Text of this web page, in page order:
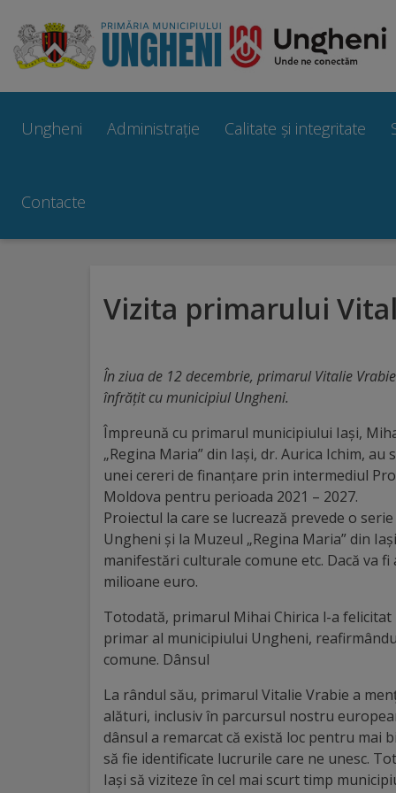
Ungheni
Prezentare
Simbolurile
orașului
brand
înfrățite
Distincții
Cetățeni
onoare
Deținători
titlului
„Merite
pentru
Ungheni”
Ungheni Administrație Calitate și integritate
Contacte
Vizita primarului
În ziua de 12 decembrie, primarul Vitalie
înfrățit cu municipiul Ungheni.
Împreună cu primarul municipiului Iași,
„Regina Maria” din Iași, dr. Aurica Ichim,
unei cereri de finanţare prin intermediul
Moldova pentru perioada 2021 – 2027.
Proiectul la care se lucrează prevede o
Ungheni și la Muzeul „Regina Maria” din
manifestări culturale comune etc. Dacă va
milioane euro.
Totodată, primarul Mihai Chirica l-a
primar al municipiului Ungheni,
comune. Dânsul
La rândul său, primarul Vitalie Vrabie a
alături, inclusiv în parcursul nostru
dânsul a remarcat că există loc pentru mai
să fie identificate lucrurile care ne unesc.
Iași să viziteze în cel mai scurt timp